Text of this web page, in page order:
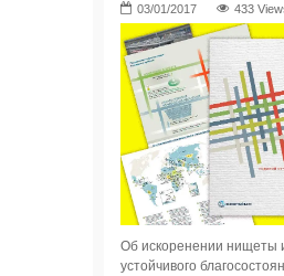
433
Об искоренении нищеты
устойчивого